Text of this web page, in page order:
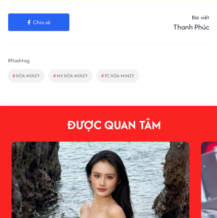
Chia sẻ
Bài viết
Thanh Phúc
#Hashtag
# HÒA MINZY # MV HÒA MINZY # FC HÒA MINZY
ĐƯỢC QUAN TÂM